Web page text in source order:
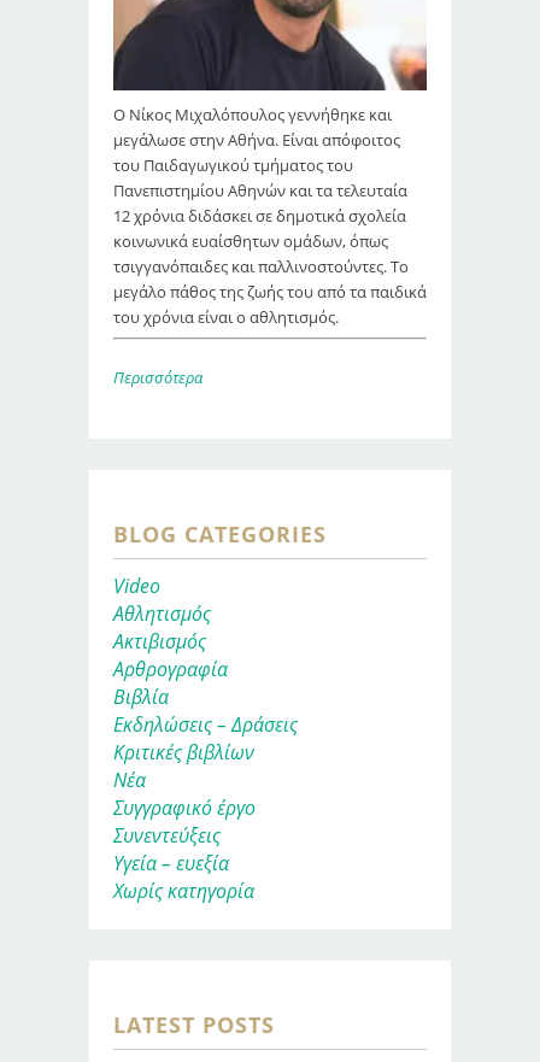
Ο Νίκος Μιχαλόπουλος γεννήθηκε και
μεγάλωσε στην Αθήνα. Είναι απόφοιτος
του Παιδαγωγικού τμήματος του
Πανεπιστημίου Αθηνών και τα τελευταία
12 χρόνια διδάσκει σε δημοτικά σχολεία
κοινωνικά ευαίσθητων ομάδων, όπως
τσιγγανόπαιδες και παλλινοστούντες. Το
μεγάλο πάθος της ζωής του από τα παιδικά
του χρόνια είναι ο αθλητισμός.
Περισσότερα
BLOG CATEGORIES
Video
Αθλητισμός
Ακτιβισμός
Αρθρογραφία
Βιβλία
Εκδηλώσεις – Δράσεις
Κριτικές βιβλίων
Νέα
Συγγραφικό έργο
Συνεντεύξεις
Υγεία – ευεξία
Χωρίς κατηγορία
LATEST POSTS